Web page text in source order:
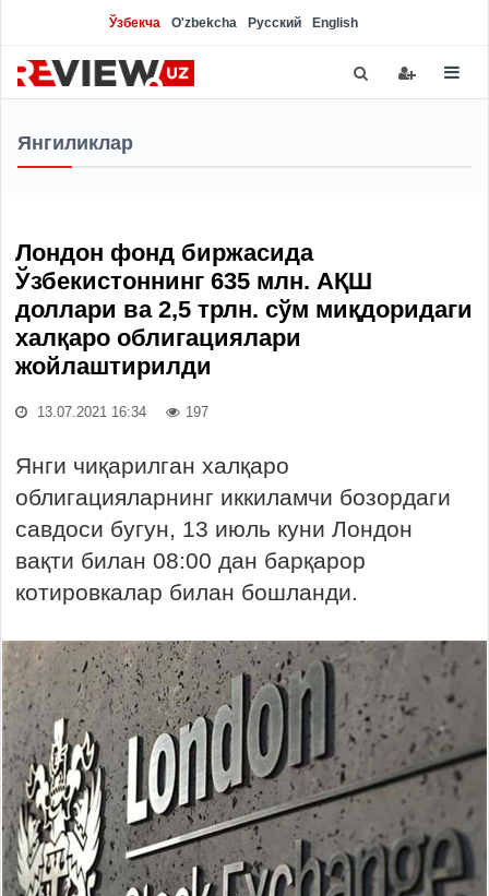
Ўзбекча O'zbekcha Русский English
Янгиликлар
Лондон фонд биржасида
Ўзбекистоннинг 635 млн. АҚШ
доллари ва 2,5 трлн. сўм миқдоридаги
халқаро облигациялари
жойлаштирилди
13.07.2021 16:34 197
Янги чиқарилган халқаро
облигацияларнинг иккиламчи бозордаги
савдоси бугун, 13 июль куни Лондон
вақти билан 08:00 дан барқарор
котировкалар билан бошланди.